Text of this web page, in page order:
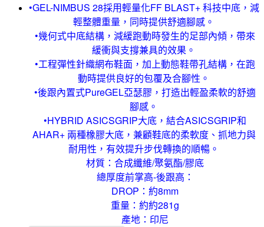
•GEL-NIMBUS 28採用輕量化FF BLAST+ 科技中底，減
輕整體重量，同時提供舒適腳感。
•幾何式中底結構，減緩跑動時發生的足部內傾，帶來
緩衝與支撐兼具的效果。
•工程彈性針織網布鞋面，加上動態鞋帶孔結構，在跑
動時提供良好的包覆及合腳性。
•後跟內置式PureGEL亞瑟膠，打造出輕盈柔軟的舒適
腳感。
•HYBRID ASICSGRIP大底，結合ASICSGRIP和
AHAR+ 兩種橡膠大底，兼顧鞋底的柔軟度、抓地力與
耐用性，有效提升步伐轉換的順暢。
材質：合成纖維/聚氨酯/膠底
總厚度前掌高-後跟高：
DROP：約8mm
重量：約約281g
產地：印尼